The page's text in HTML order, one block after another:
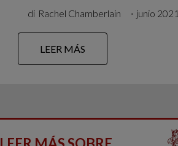
di Rachel Chamberlain ∙ junio 2021
LEER MÁS